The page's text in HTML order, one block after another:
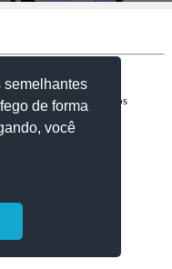
semelhantes
de forma
você
Todos os direitos